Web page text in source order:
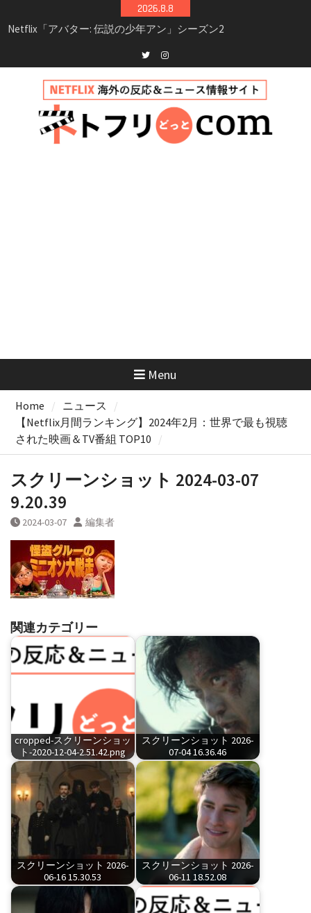
to
2026.8.8
Netflix映画「ボイスメールで恋をして」キャス
イッチ主演ロマコメ
新決定！2027年撮影開始へ
兄弟大騒動のコメディ映画「リトル・ブラザ
ー」がNetflixで配信！─キャスト・あらすじ・
見どころまとめ
Twitterinstagram
Menu
Home
ニュース
【Netflix月間ランキング】2024年2月：世界で最も視聴
された映画＆TV番組 TOP10
スクリーンショット 2024-03-07
9.20.39
2024-03-07 編集者
関連カテゴリー
cropped-スクリーンショッ
ト-2020-12-04-2.51.42.png
スクリーンショット 2026-
07-04 16.36.46
スクリーンショット 2026-
06-16 15.30.53
スクリーンショット 2026-
06-11 18.52.08